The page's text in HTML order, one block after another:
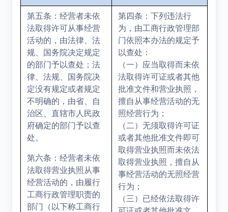
第五条：经营者未依
法取得许可从事经营
活动的，由法律、法
规、国务院决定规定
的部门予以查处；法
律、法规、国务院决
定没有规定或者规定
不明确的，由省、自
治区、直辖市人民政
府确定的部门予以查
处。
第六条：经营者未依
法取得营业执照从事
经营活动的，由履行
工商行政管理职责的
部门（以下称工商行
第四条：下列违法行
为，由工商行政管理部
门依照本办法的规定予
以查处：
（一）应当取得而未依
法取得许可证或者其他
批准文件和营业执照，
擅自从事经营活动的无
照经营行为；
（二）无须取得许可证
或者其他批准文件即可
取得营业执照而未依法
取得营业执照，擅自从
事经营活动的无照经营
行为；
（三）已经依法取得许